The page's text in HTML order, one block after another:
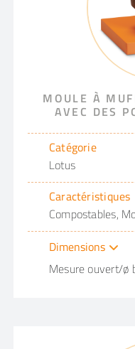
MOULE À
AVEC DES
Catégorie
Lotus
Caractéristiques
Compostables,
Dimensions
Mesure ouvert/ø